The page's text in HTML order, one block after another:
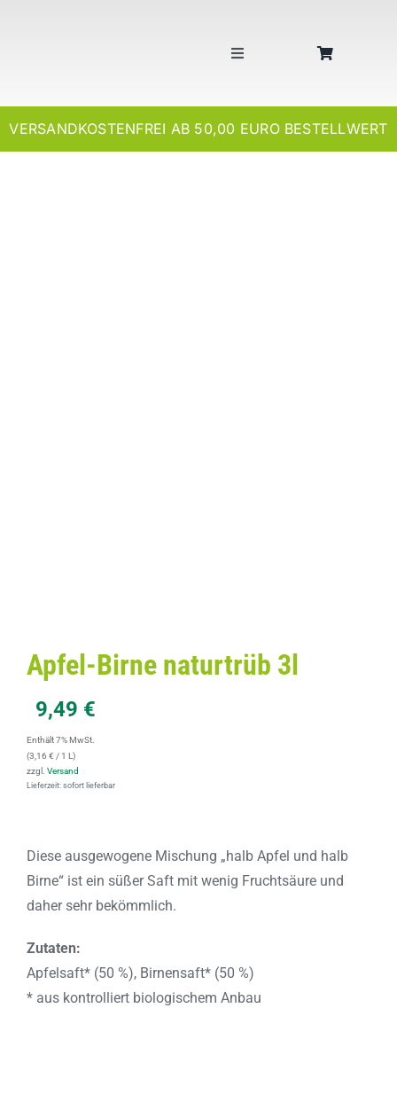
Toggle
SHOP
WERKSTÄTTEN
VERSANDKOSTENFREI AB 50,00 EURO BESTELLWERT
Apfel-Birne naturtrüb 3l
9,49 €
Enthält 7% MwSt.
(3,16 € / 1 L)
zzgl. Versand
Lieferzeit: sofort lieferbar
Diese ausgewogene Mischung „halb Apfel und halb
Birne“ ist ein süßer Saft mit wenig Fruchtsäure und
daher sehr bekömmlich.
Zutaten:
Apfelsaft* (50 %), Birnensaft* (50 %)
* aus kontrolliert biologischem Anbau